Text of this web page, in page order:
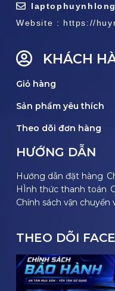
Website : https://
KHÁCH
Giỏ hàng
Sản phẩm yêu thích
Theo dõi đơn hàng
HƯỚNG DẪN
Hướng dẫn đặt hàng
HÌnh thức thanh toán
Chính sách vận chuyển
THEO DÕI